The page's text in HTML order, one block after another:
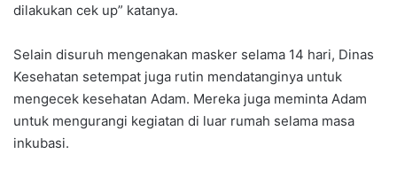
dilakukan cek up” katanya.
Selain disuruh mengenakan masker selama 14 hari, Dinas
Kesehatan setempat juga rutin mendatanginya untuk
mengecek kesehatan Adam. Mereka juga meminta Adam
untuk mengurangi kegiatan di luar rumah selama masa
inkubasi.